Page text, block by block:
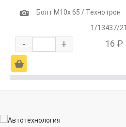
1
Болт М10х 65 / Технотрон
1/13437/21
- + 16 ₽
Ä